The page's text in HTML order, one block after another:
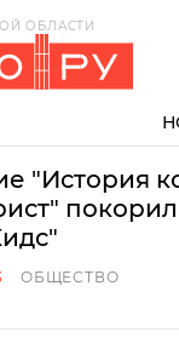
ОБЛАСТИ
"История
ОБЩЕСТВО